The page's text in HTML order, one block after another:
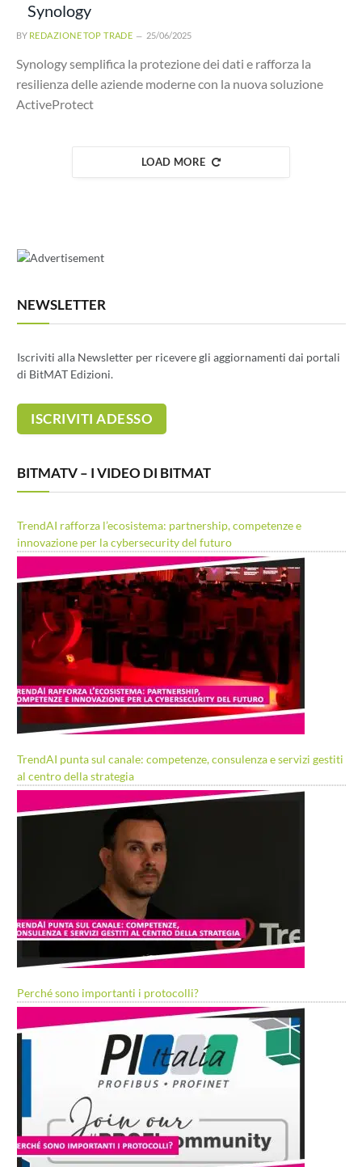
Synology
BY REDAZIONE TOP TRADE 25/06/2025
Synology semplifica la protezione dei dati e rafforza la
resilienza delle aziende moderne con la nuova soluzione
ActiveProtect
LOAD MORE
NEWSLETTER
Iscriviti alla Newsletter per ricevere gli aggiornamenti dai portali
di BitMAT Edizioni.
BITMATV – I VIDEO DI BITMAT
TrendAI rafforza l’ecosistema: partnership, competenze e
innovazione per la cybersecurity del futuro
TrendAI punta sul canale: competenze, consulenza e servizi gestiti
al centro della strategia
Perché sono importanti i protocolli?